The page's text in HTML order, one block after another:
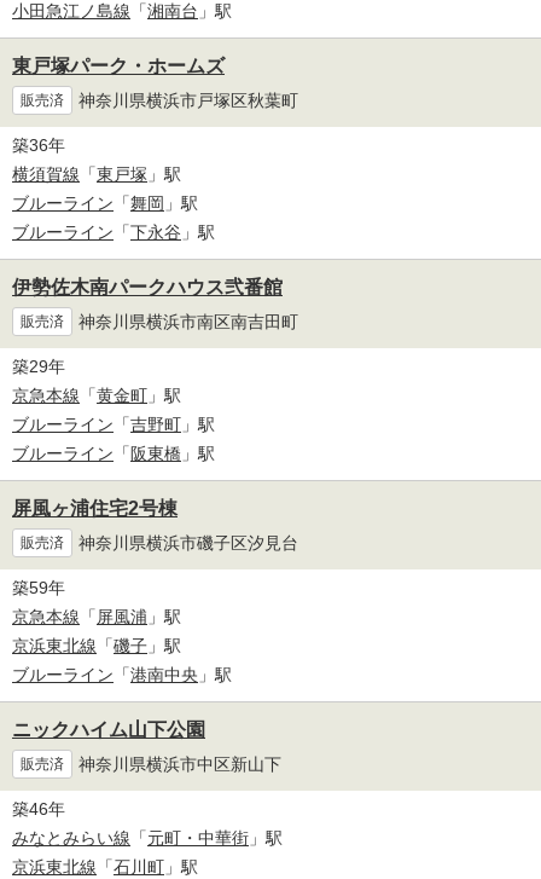
小田急江ノ島線 「湘南台 」駅
東戸塚パーク・ホームズ
販売済 神奈川県横浜市戸塚区秋葉町
築36年
横須賀線 「東戸塚 」駅
ブルーライン 「舞岡 」駅
ブルーライン 「下永谷 」駅
伊勢佐木南パークハウス弐番館
販売済 神奈川県横浜市南区南吉田町
築29年
京急本線 「黄金町 」駅
ブルーライン 「吉野町 」駅
ブルーライン 「 阪東橋 」駅
屏風ヶ浦住宅2号棟
販売済 神奈川県横浜市磯子区汐見台
築59年
京急本線 「屏風浦 」駅
京浜東北線 「磯子 」駅
ブルーライン 「港南中央 」駅
ニックハイム山下公園
販売済 神奈川県横浜市中区新山下
築46年
みなとみらい線 「元町・中華街 」駅
京浜東北線 「石川町 」駅